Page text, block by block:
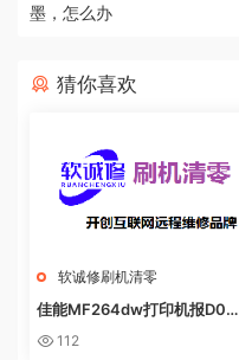
墨，怎么办
猜你喜欢
软诚修刷机清零
佳能MF264dw打印机报D0W
NL0AD MODE快速解决方法
112